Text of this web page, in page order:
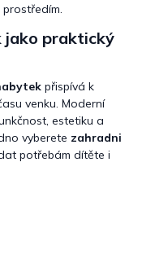
jako praktický
přispívá k
venku. Moderní
estetiku a
vyberete zahradni
potřebám dítěte i